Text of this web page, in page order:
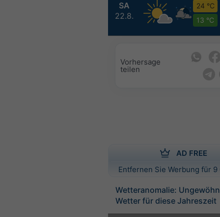
SA
22.8.
24 °C
13 °C
Vorhersage
teilen
AD FREE
Entfernen Sie Werbung für
Wetteranomalie:
Wetter für diese Jahreszeit